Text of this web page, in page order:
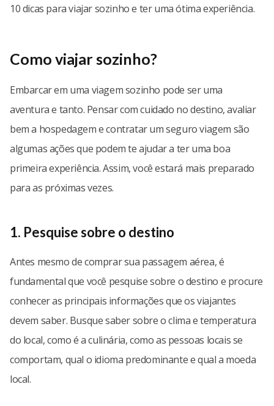
10 dicas para viajar sozinho e ter uma ótima experiência.
Como viajar sozinho?
Embarcar em uma viagem sozinho pode ser uma
aventura e tanto. Pensar com cuidado no destino, avaliar
bem a hospedagem e contratar um seguro viagem são
algumas ações que podem te ajudar a ter uma boa
primeira experiência. Assim, você estará mais preparado
para as próximas vezes.
1. Pesquise sobre o destino
Antes mesmo de comprar sua passagem aérea, é
fundamental que você pesquise sobre o destino e procure
conhecer as principais informações que os viajantes
devem saber. Busque saber sobre o clima e temperatura
do local, como é a culinária, como as pessoas locais se
comportam, qual o idioma predominante e qual a moeda
local.